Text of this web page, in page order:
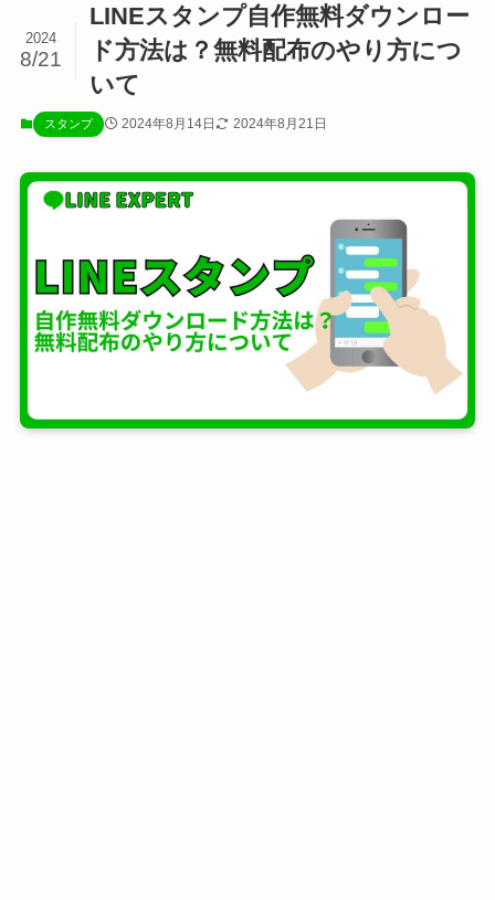
LINEスタンプ自作無料ダウンロー
ド方法は？無料配布のやり方につ
いて
2024
8/21
スタンプ 2024年8月14日 2024年8月21日